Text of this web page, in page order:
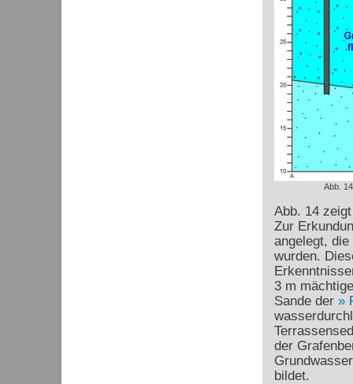
Abb.
Abb. 14
Zur
angelegt,
wurden.
3 m
Sande der
der
bildet.